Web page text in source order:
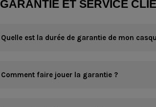
GARANTIE ET SERVICE
Quelle est la durée de garantie de mon
Comment faire jouer la garantie ?